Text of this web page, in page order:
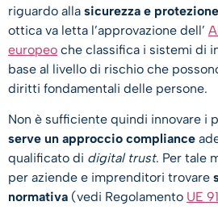
riguardo alla sicurezza e
ottica va letta l’approvazione dell’
europeo che classifica i sistemi di
base al livello di rischio che
diritti fondamentali delle persone.
Non è sufficiente quindi innovare i
serve un approccio compliance
qualificato di digital trust. Per tale
per aziende e imprenditori trovare
normativa (vedi Regolamento UE